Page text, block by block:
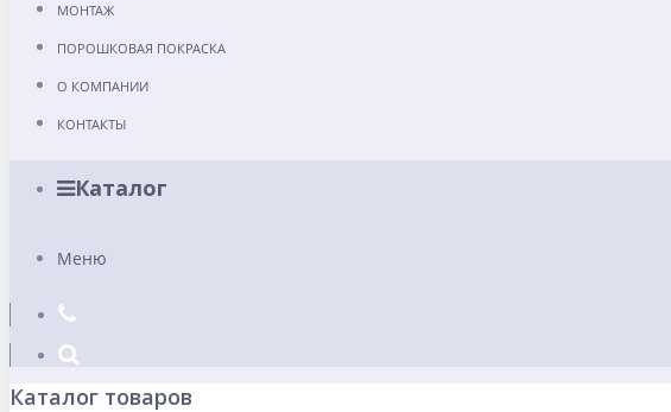
МОНТАЖ
ПОРОШКОВАЯ ПОКРАСКА
О КОМПАНИИ
КОНТАКТЫ
Каталог
Меню
Каталог товаров